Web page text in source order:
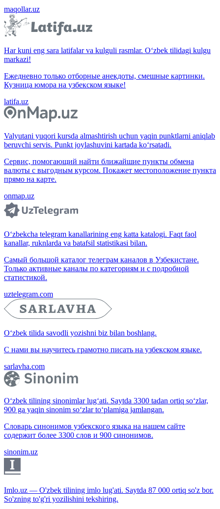
maqollar.uz
Har kuni eng sara latifalar va kulguli rasmlar. O‘zbek tilidagi kulgu
markazi!
Ежедневно только отборные анекдоты, смешные картинки.
Кузница юмора на узбекском языке!
latifa.uz
Valyutani yuqori kursda almashtirish uchun yaqin punktlarni aniqlab
beruvchi servis. Punkt joylashuvini kartada ko‘rsatadi.
Сервис, помогающий найти ближайшие пункты обмена
валюты с выгодным курсом. Покажет местоположение пункта
прямо на карте.
onmap.uz
O‘zbekcha telegram kanallarining eng katta katalogi. Faqt faol
kanallar, ruknlarda va batafsil statistikasi bilan.
Самый большой каталог телеграм каналов в Узбекистане.
Только активные каналы по категориям и с подробной
статистикой.
uztelegram.com
O‘zbek tilida savodli yozishni biz bilan boshlang.
С нами вы научитесь грамотно писать на узбекском языке.
sarlavha.com
O‘zbek tilining sinonimlar lug‘ati. Saytda 3300 tadan ortiq so‘zlar,
900 ga yaqin sinonim so‘zlar to‘plamiga jamlangan.
Словарь синонимов узбекского языка на нашем сайте
содержит более 3300 слов и 900 синонимов.
sinonim.uz
Imlo.uz — O'zbek tilining imlo lug'ati. Saytda 87 000 ortiq so'z bor.
So'zning to'g'ri yozilishini tekshiring.